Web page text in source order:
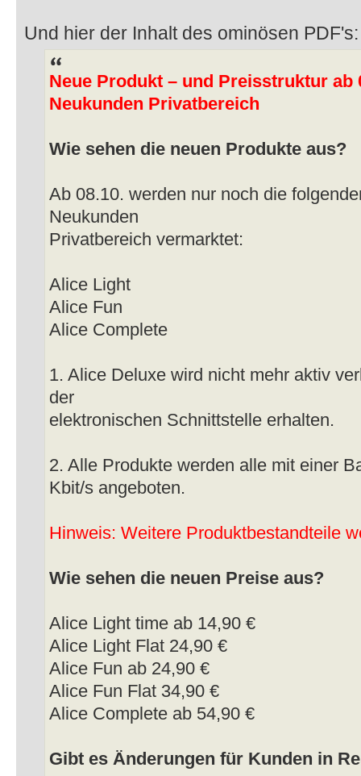
Und hier der Inhalt des ominösen PDF's:
Neue Produkt – und Preisstruktur ab
Neukunden Privatbereich
Wie sehen die neuen Produkte aus?
Ab 08.10. werden nur noch die
Neukunden
Privatbereich vermarktet:
Alice Light
Alice Fun
Alice Complete
1. Alice Deluxe wird nicht mehr aktiv
der
elektronischen Schnittstelle erhalten.
2. Alle Produkte werden alle mit einer
Kbit/s angeboten.
Hinweis: Weitere Produktbestandteile
Wie sehen die neuen Preise aus?
Alice Light time ab 14,90 €
Alice Light Flat 24,90 €
Alice Fun ab 24,90 €
Alice Fun Flat 34,90 €
Alice Complete ab 54,90 €
Gibt es Änderungen für Kunden in